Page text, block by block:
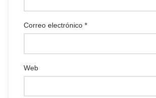
Correo electrónico *
Web